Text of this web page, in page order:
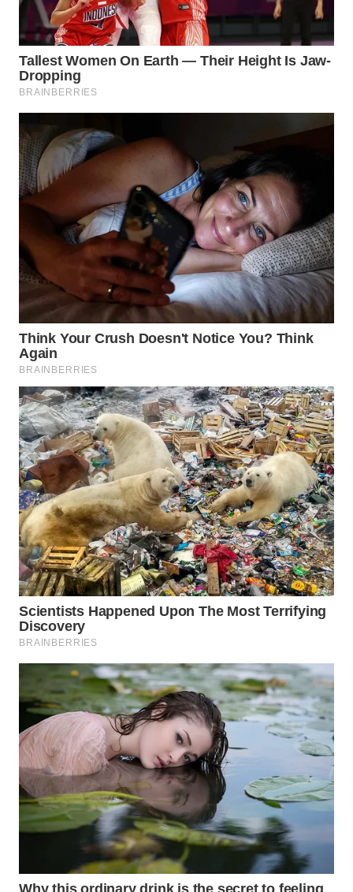
WN
KALTARA
WN
KALSEL
WN
KALTIM
WN
SULSEL
WN
GORONTALO
WN
SULUT
WN
MALUKU
WN
MALUT
WN
DAIRI
WN
DANAU
TOBA
WN
NIAS
WN
LANGKAT
WN
TAPANULI
SELATAN
WN
TANJUNG
WN